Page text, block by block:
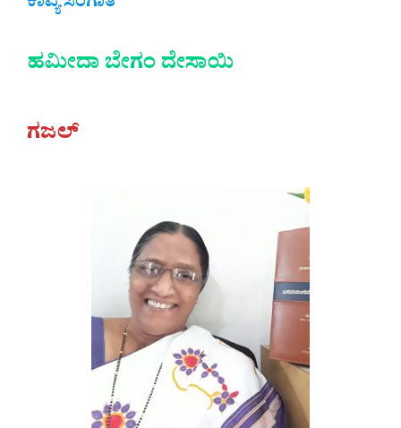
ಹಮೀದಾ ಬೇಗಂ ದೇಸಾಯಿ‌
ಗಜಲ್